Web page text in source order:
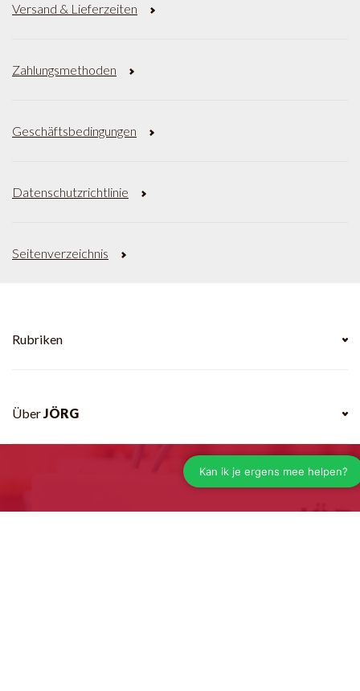
Versand & Lieferzeiten
Zahlungsmethoden
Geschäftsbedingungen
Datenschutzrichtlinie
Seitenverzeichnis
Rubriken
ÜberJÖRG
+31(0)488 482087